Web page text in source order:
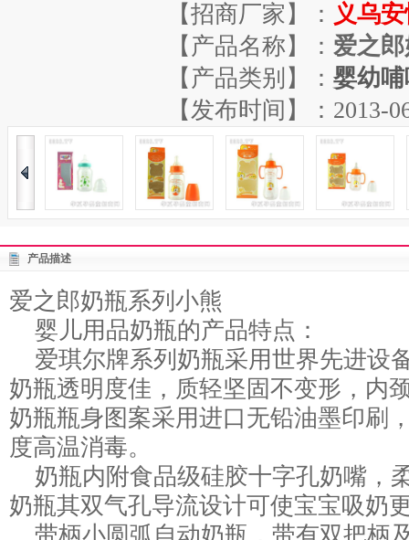
【招商厂家】： 义乌
【产品名称】： 爱之
【产品类别】： 婴幼
【发布时间】：2013-
产品描述
爱之郎奶瓶系列小熊
婴儿用品奶瓶的产品特点：
爱琪尔牌系列奶瓶采用世界先进设
奶瓶透明度佳，质轻坚固不变形，内
奶瓶瓶身图案采用进口无铅油墨印刷
度高温消毒。
奶瓶内附食品级硅胶十字孔奶嘴，
奶瓶其双气孔导流设计可使宝宝吸奶